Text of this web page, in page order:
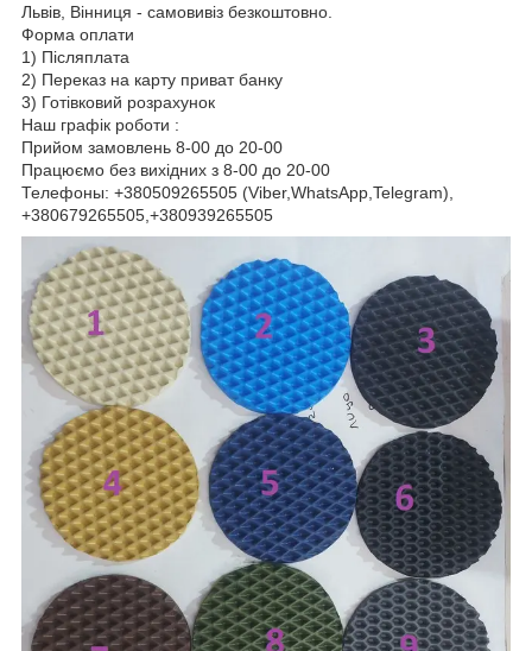
Львів, Вінниця - самовивіз безкоштовно.
Форма оплати
1) Післяплата
2) Переказ на карту приват банку
3) Готівковий розрахунок
Наш графік роботи :
Прийом замовлень 8-00 до 20-00
Працюємо без вихідних з 8-00 до 20-00
Телефоны: +380509265505 (Viber,WhatsApp,Telegram),
+380679265505,+380939265505